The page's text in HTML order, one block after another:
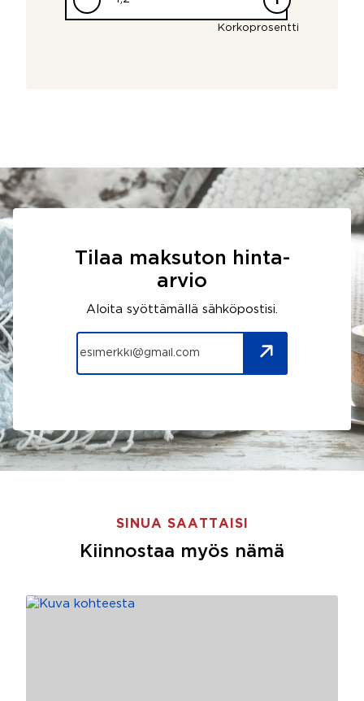
Korkoprosentti
Tilaa maksuton hinta-
arvio
Aloita syöttämällä sähköpostisi.
SINUA SAATTAISI
Kiinnostaa myös nämä